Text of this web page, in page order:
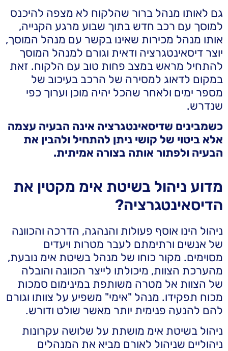
גם לאותו מנהל ברור שהלקוח לא מצפה להיכנס
למוסך עם רכב חדש בתוך שבוע מרגע הקנייה,
אותו מנהל מכירות שאינו בקשר עם מנהל המוסך,
יוצר דיסאינטגרציה ודאית וגורם למנהל המוסך
להתחיל מראש במצב פחות טוב עם הלקוח. זאת
במקום לדאוג למסירה של הרכב בעיכוב של
מספר ימים ולאחר שהכל יהיה מוכן וערוך כפי
שנדרש.
כשמבינים שדיסאינטגרציה אינה הבעיה עצמה
אלא ביטוי של קושי ניתן להתחיל ולהבין את
הבעיה ולפתור אותה בצורה אמיתית.
מדוע ניהול בשיטת אימ מקטין את
הדיסאינטגרציה?
ניהול הינו אוסף פעולות והנהגה, הדרכה והכוונה
של אנשים ורתימתם לעבר מטרות ויעדים
מסוימים. מקור כוחו של מנהל בשיטת אימ נובעת,
מהערכת הצוות, מיכולתו לייצר הכוונה והובלה
של הצוות אל מטרה משותפת במינימום סמכות
מכוח תפקידו. מנהל "אימי" משפיע על צוותו וגורם
להם להנעה פנימית יותר מאשר שולט ודורש.
ניהול בשיטת אימ מושתת על שלושה עקרונות
ניהוליים שניהול לאורם מביא את המנהלים